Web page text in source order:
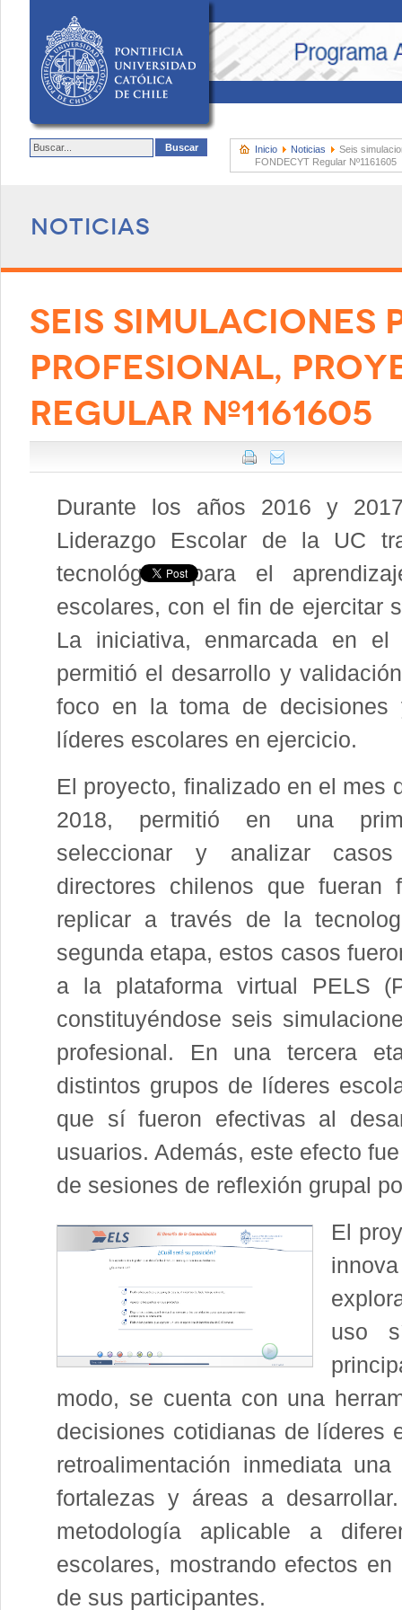
Inicio Noticias
Seis
FONDECYT Regular Nº1161605
Noticias
SEIS SIMULACIONES
PROFESIONAL,
REGULAR Nº1161605
Durante los años 2016 y
Liderazgo Escolar de la UC
tecnológica para el
escolares, con el fin de ejercitar
La iniciativa, enmarcada en el
permitió el desarrollo y
foco en la toma de decisiones
líderes escolares en ejercicio.
El proyecto, finalizado en el mes
2018, permitió en una
seleccionar y analizar
directores chilenos que fueran
replicar a través de la
segunda etapa, estos casos
a la plataforma virtual PELS
constituyéndose seis
profesional. En una tercera
distintos grupos de líderes
que sí fueron efectivas al
usuarios. Además, este efecto
de sesiones de reflexión grupal
El
uso
modo, se cuenta con una
decisiones cotidianas de líderes
retroalimentación inmediata
fortalezas y áreas a
metodología aplicable a
escolares, mostrando efectos
de sus participantes.